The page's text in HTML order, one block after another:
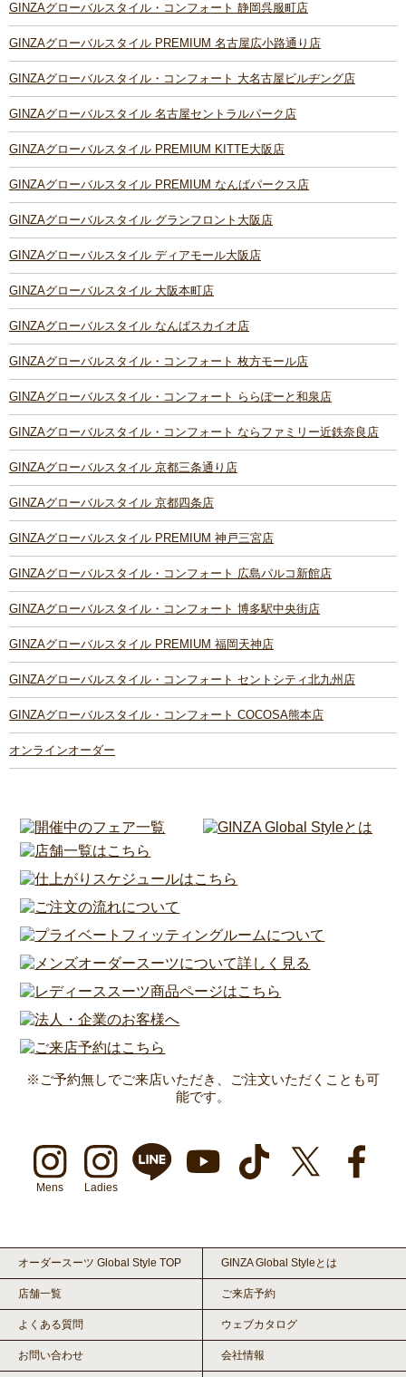
GINZAグローバルスタイル・コンフォート 静岡呉服町店
GINZAグローバルスタイル PREMIUM 名古屋広小路通り店
GINZAグローバルスタイル・コンフォート 大名古屋ビルヂング店
GINZAグローバルスタイル 名古屋セントラルパーク店
GINZAグローバルスタイル PREMIUM KITTE大阪店
GINZAグローバルスタイル PREMIUM なんばパークス店
GINZAグローバルスタイル グランフロント大阪店
GINZAグローバルスタイル ディアモール大阪店
GINZAグローバルスタイル 大阪本町店
GINZAグローバルスタイル なんばスカイオ店
GINZAグローバルスタイル・コンフォート 枚方モール店
GINZAグローバルスタイル・コンフォート ららぽーと和泉店
GINZAグローバルスタイル・コンフォート ならファミリー近鉄奈良店
GINZAグローバルスタイル 京都三条通り店
GINZAグローバルスタイル 京都四条店
GINZAグローバルスタイル PREMIUM 神戸三宮店
GINZAグローバルスタイル・コンフォート 広島パルコ新館店
GINZAグローバルスタイル・コンフォート 博多駅中央街店
GINZAグローバルスタイル PREMIUM 福岡天神店
GINZAグローバルスタイル・コンフォート セントシティ北九州店
GINZAグローバルスタイル・コンフォート COCOSA熊本店
オンラインオーダー
※ご予約無しでご来店いただき、ご注文いただくことも可
能です。
Mens Ladies
オーダースーツ Global Style TOP GINZA Global Styleとは
店舗一覧 ご来店予約
よくある質問 ウェブカタログ
お問い合わせ 会社情報